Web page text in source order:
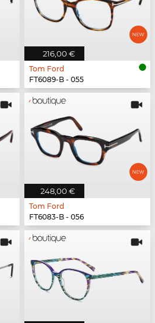
216,00 €
Tom Ford
FT6089-B - 055
248,00 €
Tom Ford
FT6083-B - 056